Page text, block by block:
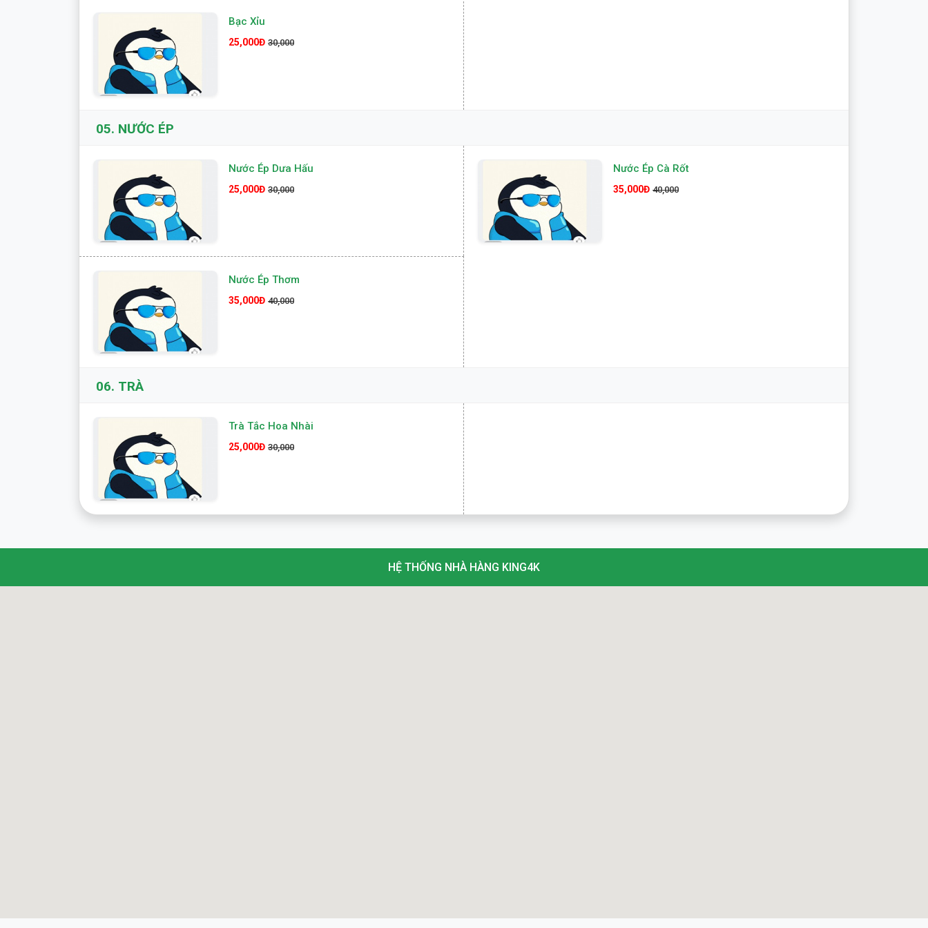
Bạc Xỉu
25,000Đ 30,000
05. NƯỚC ÉP
Nước Ép Dưa Hấu
25,000Đ 30,000
Nước Ép Cà Rốt
35,000Đ 40,000
Nước Ép Thơm
35,000Đ 40,000
06. TRÀ
Trà Tắc Hoa Nhài
25,000Đ 30,000
HỆ THỐNG NHÀ HÀNG KING4K